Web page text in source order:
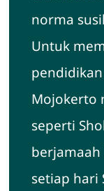
norma
Untuk
Mojokerto
seperti
berjamaah
setiap hari